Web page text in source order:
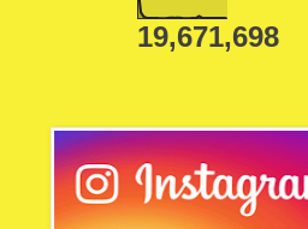
19,671,698